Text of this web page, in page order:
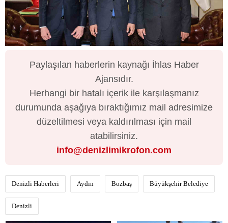
Paylaşılan haberlerin kaynağı İhlas Haber
Ajansıdır.
Herhangi bir hatalı içerik ile karşılaşmanız
durumunda aşağıya bıraktığımız mail adresimize
düzeltilmesi veya kaldırılması için mail
atabilirsiniz.
info@denizlimikrofon.com
Denizli Haberleri Aydın Bozbaş Büyükşehir Belediye
Denizli